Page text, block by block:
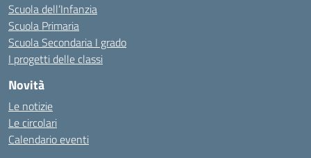
Scuola dell’Infanzia
Scuola Primaria
Scuola Secondaria I grado
I progetti delle classi
Novità
Le notizie
Le circolari
Calendario eventi